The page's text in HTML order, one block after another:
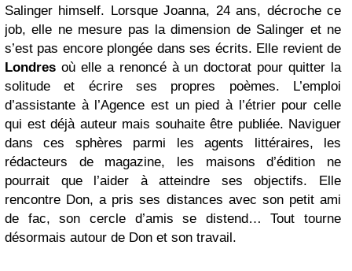
Salinger himself. Lorsque Joanna, 24 ans, décroche ce
job, elle ne mesure pas la dimension de Salinger et ne
s’est pas encore plongée dans ses écrits. Elle revient de
Londres où elle a renoncé à un doctorat pour quitter la
solitude et écrire ses propres poèmes. L’emploi
d’assistante à l’Agence est un pied à l’étrier pour celle
qui est déjà auteur mais souhaite être publiée. Naviguer
dans ces sphères parmi les agents littéraires, les
rédacteurs de magazine, les maisons d’édition ne
pourrait que l’aider à atteindre ses objectifs. Elle
rencontre Don, a pris ses distances avec son petit ami
de fac, son cercle d’amis se distend… Tout tourne
désormais autour de Don et son travail.